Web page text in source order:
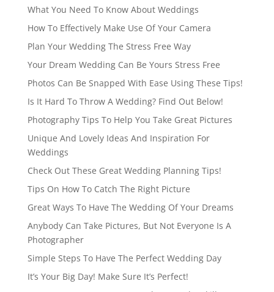
What You Need To Know About Weddings
How To Effectively Make Use Of Your Camera
Plan Your Wedding The Stress Free Way
Your Dream Wedding Can Be Yours Stress Free
Photos Can Be Snapped With Ease Using These Tips!
Is It Hard To Throw A Wedding? Find Out Below!
Photography Tips To Help You Take Great Pictures
Unique And Lovely Ideas And Inspiration For
Weddings
Check Out These Great Wedding Planning Tips!
Tips On How To Catch The Right Picture
Great Ways To Have The Wedding Of Your Dreams
Anybody Can Take Pictures, But Not Everyone Is A
Photographer
Simple Steps To Have The Perfect Wedding Day
It’s Your Big Day! Make Sure It’s Perfect!